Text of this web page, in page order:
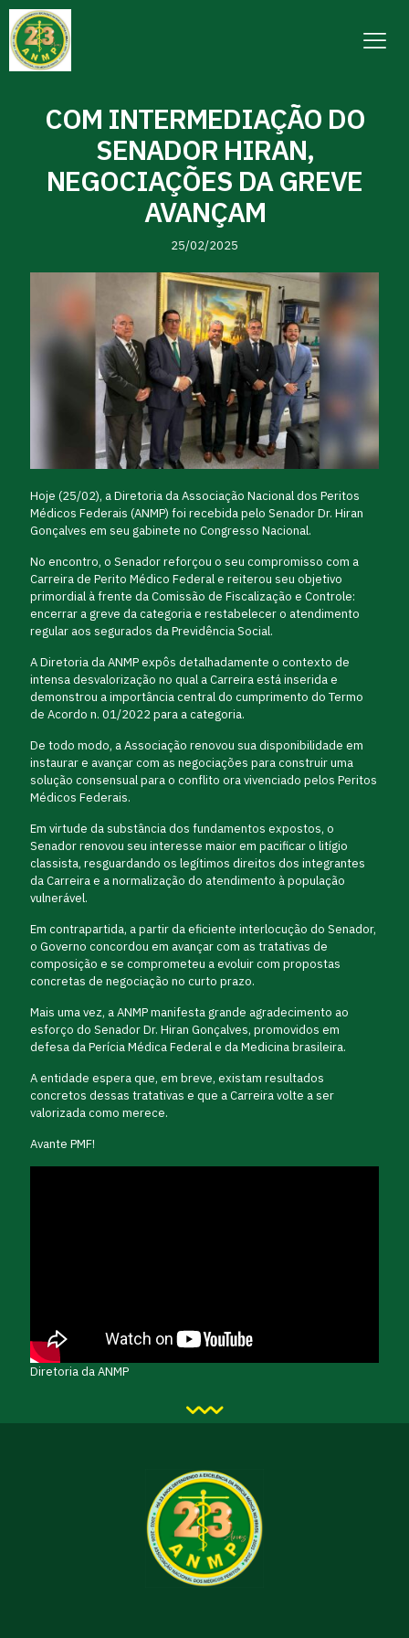
COM INTERMEDIAÇÃO DO
SENADOR HIRAN,
NEGOCIAÇÕES DA GREVE
AVANÇAM
25/02/2025
Hoje (25/02), a Diretoria da Associação Nacional dos Peritos
Médicos Federais (ANMP) foi recebida pelo Senador Dr. Hiran
Gonçalves em seu gabinete no Congresso Nacional.
No encontro, o Senador reforçou o seu compromisso com a
Carreira de Perito Médico Federal e reiterou seu objetivo
primordial à frente da Comissão de Fiscalização e Controle:
encerrar a greve da categoria e restabelecer o atendimento
regular aos segurados da Previdência Social.
A Diretoria da ANMP expôs detalhadamente o contexto de
intensa desvalorização no qual a Carreira está inserida e
demonstrou a importância central do cumprimento do Termo
de Acordo n. 01/2022 para a categoria.
De todo modo, a Associação renovou sua disponibilidade em
instaurar e avançar com as negociações para construir uma
solução consensual para o conflito ora vivenciado pelos Peritos
Médicos Federais.
Em virtude da substância dos fundamentos expostos, o
Senador renovou seu interesse maior em pacificar o litígio
classista, resguardando os legítimos direitos dos integrantes
da Carreira e a normalização do atendimento à população
vulnerável.
Em contrapartida, a partir da eficiente interlocução do Senador,
o Governo concordou em avançar com as tratativas de
composição e se comprometeu a evoluir com propostas
concretas de negociação no curto prazo.
Mais uma vez, a ANMP manifesta grande agradecimento ao
esforço do Senador Dr. Hiran Gonçalves, promovidos em
defesa da Perícia Médica Federal e da Medicina brasileira.
A entidade espera que, em breve, existam resultados
concretos dessas tratativas e que a Carreira volte a ser
valorizada como merece.
Avante PMF!
Diretoria da ANMP